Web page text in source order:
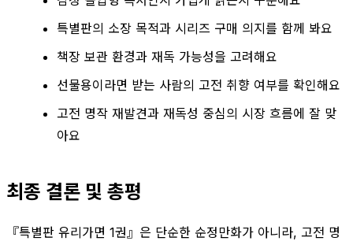
특별판의 소장 목적과 시리즈 구매 의지를 함께 봐요
책장 보관 환경과 재독 가능성을 고려해요
선물용이라면 받는 사람의 고전 취향 여부를 확인해요
고전 명작 재발견과 재독성 중심의 시장 흐름에 잘 맞
아요
최종 결론 및 총평
『특별판 유리가면 1권』은 단순한 순정만화가 아니라, 고전 명